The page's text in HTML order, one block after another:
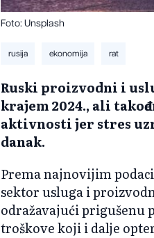
Foto: Unsplash
rusija ekonomija rat
Ruski proizvodni i
krajem 2024., ali
aktivnosti jer stres
danak.
Prema najnovijim
sektor usluga i
odražavajući prigušenu
troškove koji i dalje